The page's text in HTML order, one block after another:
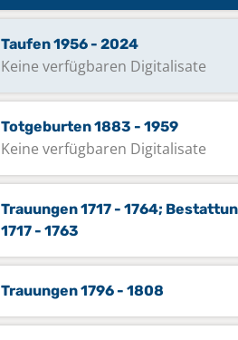
Taufen 1956 - 2024
Keine verfügbaren Digitalisate
Totgeburten 1883 - 1959
Keine verfügbaren Digitalisate
Trauungen 1717 - 1764;
1717 - 1763
Trauungen 1796 - 1808